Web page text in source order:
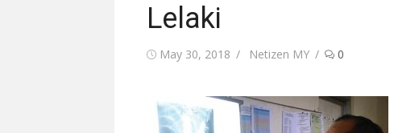
Lelaki
Posted
May 30, 2018 Author
Netizen MY 0